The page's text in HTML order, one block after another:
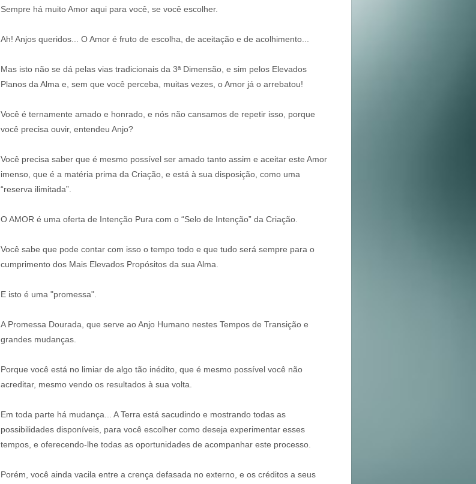
Sempre há muito Amor aqui para você, se você escolher.
Ah! Anjos queridos... O Amor é fruto de escolha, de aceitação e de acolhimento...
Mas isto não se dá pelas vias tradicionais da 3ª Dimensão, e sim pelos Elevados
Planos da Alma e, sem que você perceba, muitas vezes, o Amor já o arrebatou!
Você é ternamente amado e honrado, e nós não cansamos de repetir isso, porque
você precisa ouvir, entendeu Anjo?
Você precisa saber que é mesmo possível ser amado tanto assim e aceitar este Amor
imenso, que é a matéria prima da Criação, e está à sua disposição, como uma
“reserva ilimitada”.
O AMOR é uma oferta de Intenção Pura com o “Selo de Intenção” da Criação.
Você sabe que pode contar com isso o tempo todo e que tudo será sempre para o
cumprimento dos Mais Elevados Propósitos da sua Alma.
E isto é uma "promessa".
A Promessa Dourada, que serve ao Anjo Humano nestes Tempos de Transição e
grandes mudanças.
Porque você está no limiar de algo tão inédito, que é mesmo possível você não
acreditar, mesmo vendo os resultados à sua volta.
Em toda parte há mudança... A Terra está sacudindo e mostrando todas as
possibilidades disponíveis, para você escolher como deseja experimentar esses
tempos, e oferecendo-lhe todas as oportunidades de acompanhar este processo.
Porém, você ainda vacila entre a crença defasada no externo, e os créditos a seus